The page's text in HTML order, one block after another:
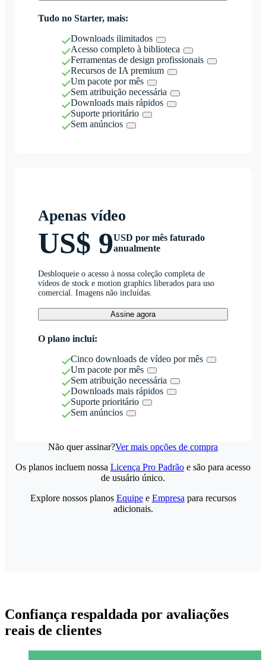
Tudo no Starter, mais:
Downloads ilimitados
Acesso completo à biblioteca
Ferramentas de design profissionais
Recursos de IA premium
Um pacote por mês
Sem atribuição necessária
Downloads mais rápidos
Suporte prioritário
Sem anúncios
Apenas vídeo
US$ 9USD por mês faturado
anualmente
Desbloqueie o acesso à nossa coleção completa de
vídeos de stock e motion graphics liberados para uso
comercial. Imagens não incluídas.
Assine agora
O plano inclui:
Cinco downloads de vídeo por mês
Um pacote por mês
Sem atribuição necessária
Downloads mais rápidos
Suporte prioritário
Sem anúncios
Não quer assinar?Ver mais opções de compra
Os planos incluem nossa Licença Pro Padrão e são para acesso
de usuário único.
Explore nossos planos Equipee Empresa para recursos
adicionais.
Confiança respaldada por avaliações
reais de clientes